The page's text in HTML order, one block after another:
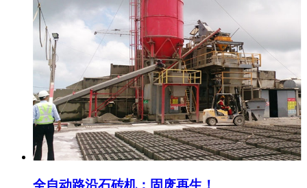
全自动路沿石砖机：固废再生！